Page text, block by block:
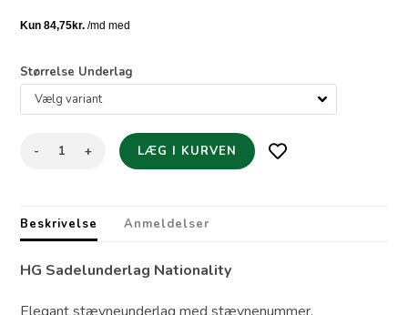
Størrelse Underlag
- +
Beskrivelse Anmeldelser
HG Sadelunderlag Nationality